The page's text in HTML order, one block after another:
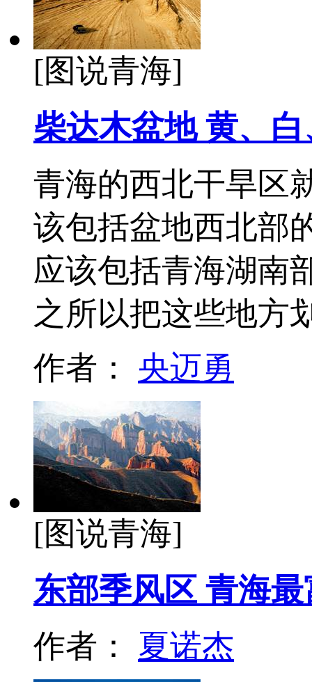
[图说青海]
柴达木盆地 黄、
青海的西北干旱区
该包括盆地西北部
应该包括青海湖南
之所以把这些地
作者： 央迈勇
[图说青海]
东部季风区 青海
作者： 夏诺杰